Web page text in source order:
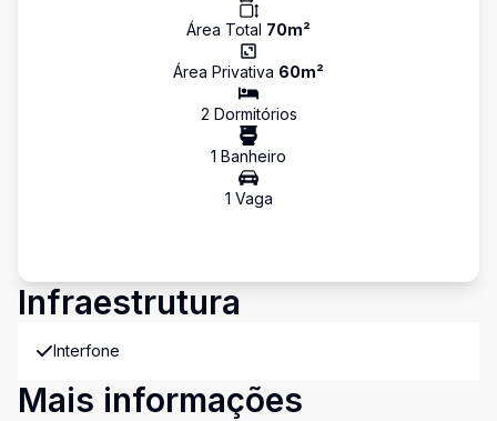
Área Total 70m²
Área Privativa 60m²
2 Dormitórios
1 Banheiro
1 Vaga
Infraestrutura
Interfone
Mais informações